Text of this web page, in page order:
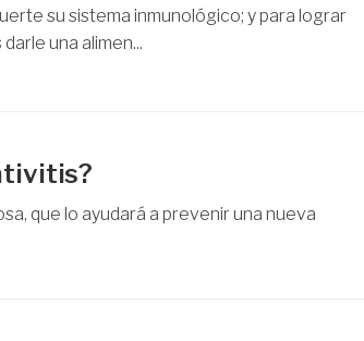
su sistema inmunológico; y para lograr
una alimen...
que lo ayudará a prevenir una nueva